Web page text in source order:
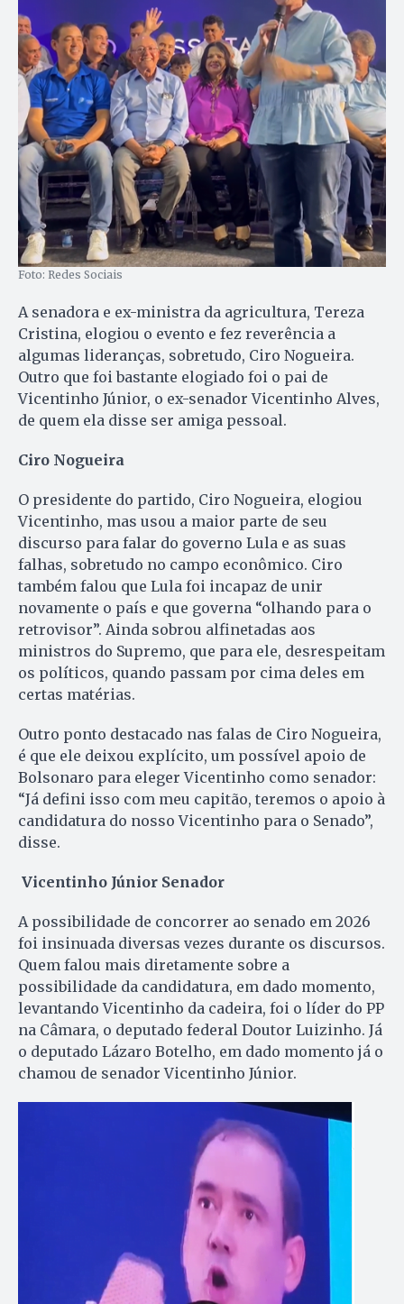
Foto: Redes Sociais
A senadora e ex-ministra da agricultura, Tereza
Cristina, elogiou o evento e fez reverência a
algumas lideranças, sobretudo, Ciro Nogueira.
Outro que foi bastante elogiado foi o pai de
Vicentinho Júnior, o ex-senador Vicentinho Alves,
de quem ela disse ser amiga pessoal.
Ciro Nogueira
O presidente do partido, Ciro Nogueira, elogiou
Vicentinho, mas usou a maior parte de seu
discurso para falar do governo Lula e as suas
falhas, sobretudo no campo econômico. Ciro
também falou que Lula foi incapaz de unir
novamente o país e que governa “olhando para o
retrovisor”. Ainda sobrou alfinetadas aos
ministros do Supremo, que para ele, desrespeitam
os políticos, quando passam por cima deles em
certas matérias.
Outro ponto destacado nas falas de Ciro Nogueira,
é que ele deixou explícito, um possível apoio de
Bolsonaro para eleger Vicentinho como senador:
“Já defini isso com meu capitão, teremos o apoio à
candidatura do nosso Vicentinho para o Senado”,
disse.
Vicentinho Júnior Senador
A possibilidade de concorrer ao senado em 2026
foi insinuada diversas vezes durante os discursos.
Quem falou mais diretamente sobre a
possibilidade da candidatura, em dado momento,
levantando Vicentinho da cadeira, foi o líder do PP
na Câmara, o deputado federal Doutor Luizinho. Já
o deputado Lázaro Botelho, em dado momento já o
chamou de senador Vicentinho Júnior.